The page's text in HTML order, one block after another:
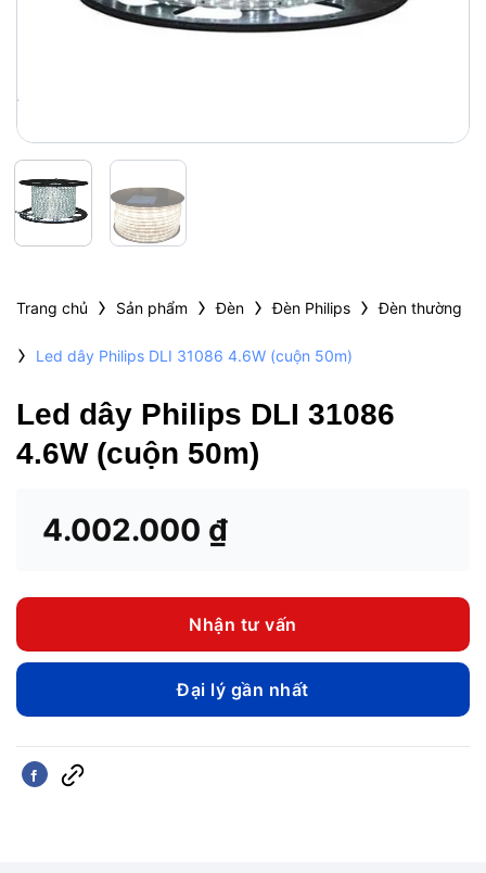
Trang chủ › Sản phẩm ›Đèn ›Đèn Philips ›Đèn thường
› Led dây Philips DLI 31086 4.6W (cuộn 50m)
Led dây Philips DLI 31086
4.6W (cuộn 50m)
4.002.000 ₫
Nhận tư vấn
Đại lý gần nhất